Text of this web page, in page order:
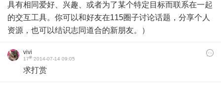
具有相同爱好、兴趣、或者为了某个特定目标而联系在一起
的交互工具。你可以和好友在115圈子讨论话题，分享个人
资源，也可以结识志同道合的新朋友。）
vivi
17# 2014-07-14 09:05
求打赏